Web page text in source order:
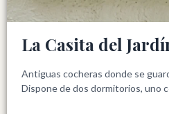
La Casita del
Antiguas cocheras donde se
Dispone de dos dormitorios, uno